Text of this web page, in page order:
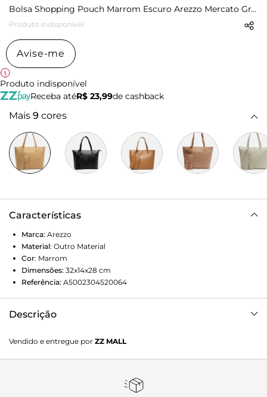
Bolsa Shopping Pouch Marrom Escuro Arezzo Mercato Grande
Produto indisponível
Avise-me
Produto indisponível
Receba atéR$ 23,99de cashback
Mais 9 cores
Características
Marca: Arezzo
Material: Outro Material
Cor: Marrom
Dimensões: 32x14x28 cm
Referência: A5002304520064
Descrição
formato estruturado e acabamento texturizado. Traz duas
alças de ombro, fecho superior em zíper e puxador.
que funciona também como necessaire e bolsa de mão,
Vendido e entregue por ZZ MALL